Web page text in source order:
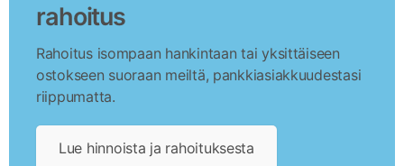
rahoitus
Rahoitus isompaan hankintaan tai yksittäiseen
ostokseen suoraan meiltä, pankkiasiakkuudestasi
riippumatta.
Lue hinnoista ja rahoituksesta